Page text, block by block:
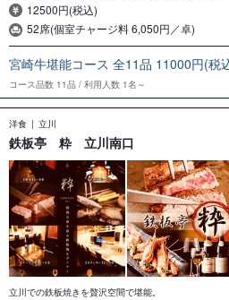
12500円(税込)
52席(個室チャージ料 6,050円／卓)
宮崎牛堪能コース 全11品 11000円(税
コース品数 11品 利用人数 1名～
洋食 立川
鉄板亭 粋 立川南口
立川での鉄板焼きを贅沢空間で堪能。